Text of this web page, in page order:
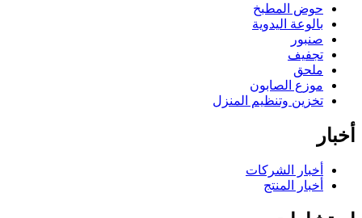
حوض المطبخ
بالوعة اليدوية
صنبور
تجفيف
ملحق
موزع الصابون
تخزين وتنظيم المنزل
أخبار
أخبار الشركات
أخبار المنتج